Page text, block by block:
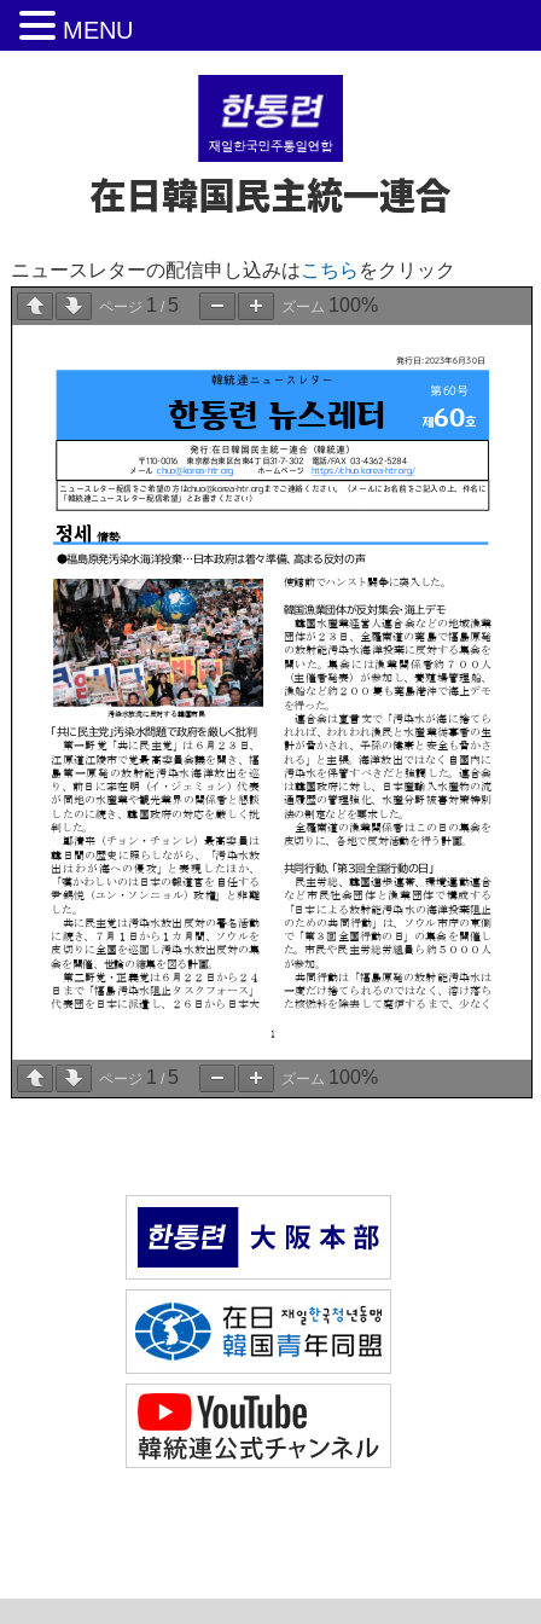
在日韓国民主統一連合
ニュースレターの配信申し込みはこちら をクリック
ページ 1 / 5 ズーム 100%
ページ 1 / 5 ズーム 100%
MENU